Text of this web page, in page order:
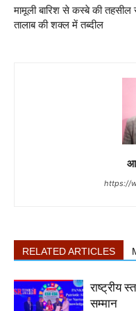
मामूली बारिश से कस्बे की तहसील
तालाब की शक्ल में तब्दील
https://
RELATED ARTICLES
राष्ट्रीय
सम्मान